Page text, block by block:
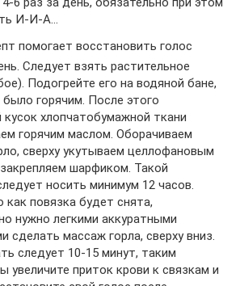
И-И-А…
помогает восстановить голос
Следует взять растительное
Подогрейте его на водяной бане,
горячим. После этого
хлопчатобумажной ткани
горячим маслом. Оборачиваем
сверху укутываем целлофановым
шарфиком. Такой
носить минимум 12 часов.
как повязка будет снята,
нужно легкими аккуратными
сделать массаж горла, сверху вниз.
следует 10-15 минут, таким
увеличите приток крови к связкам и